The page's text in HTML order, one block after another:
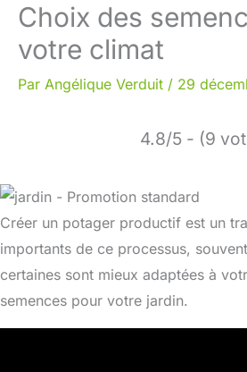
Choix des
votre climat
Par Angélique Verduit / 29
4.8/5 - (9
Créer un potager productif est un
importants de ce processus,
certaines sont mieux adaptées à
semences pour votre jardin.